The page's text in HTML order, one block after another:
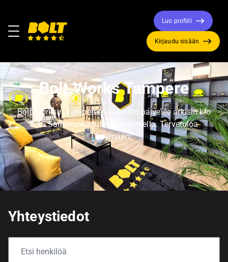
Valikko
etusivulle
Luo profiili
Kirjaudu sisään
Bolt.Works Tampere
Bolt.Worksin Tampereen-toimisto palvelee arkisin klo
8-16 Sammonkadulla Tampereella. Tervetuloa
käymään!
Yhteystiedot